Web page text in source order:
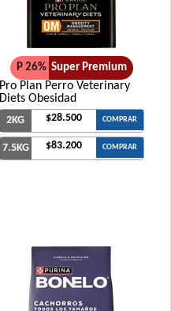
P 26% Super Premium
Pro Plan Perro Veterinary
Diets Obesidad
2KG $28.500 COMPRAR
7.5KG $83.200 COMPRAR